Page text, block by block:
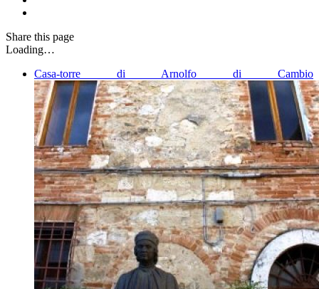
Share this page
Loading…
Casa-torre di Arnolfo di Cambio